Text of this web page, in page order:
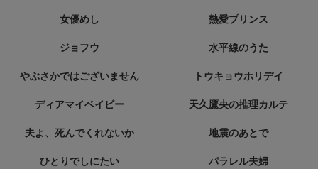
女優めし 熱愛プリンス
ジョフウ 水平線のうた
やぶさかではございません トウキョウホリデイ
ディアマイベイビー 天久鷹央の推理カルテ
夫よ、死んでくれないか 地震のあとで
ひとりでしにたい パラレル夫婦